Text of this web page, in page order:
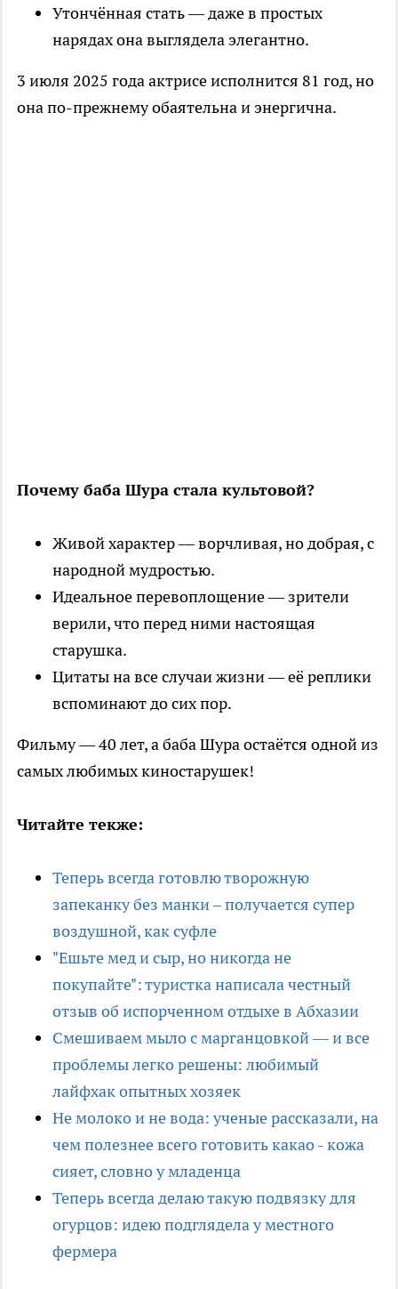
Утончённая стать — даже в простых
нарядах она выглядела элегантно.
3 июля 2025 года актрисе исполнится 81 год, но
она по-прежнему обаятельна и энергична.
Почему баба Шура стала культовой?
Живой характер — ворчливая, но добрая, с
народной мудростью.
Идеальное перевоплощение — зрители
верили, что перед ними настоящая
старушка.
Цитаты на все случаи жизни — её реплики
вспоминают до сих пор.
Фильму — 40 лет, а баба Шура остаётся одной из
самых любимых киностарушек!
Читайте текже:
Теперь всегда готовлю творожную
запеканку без манки – получается супер
воздушной, как суфле
"Ешьте мед и сыр, но никогда не
покупайте": туристка написала честный
отзыв об испорченном отдыхе в Абхазии
Смешиваем мыло с марганцовкой — и все
проблемы легко решены: любимый
лайфхак опытных хозяек
Не молоко и не вода: ученые рассказали, на
чем полезнее всего готовить какао - кожа
сияет, словно у младенца
Теперь всегда делаю такую подвязку для
огурцов: идею подглядела у местного
фермера